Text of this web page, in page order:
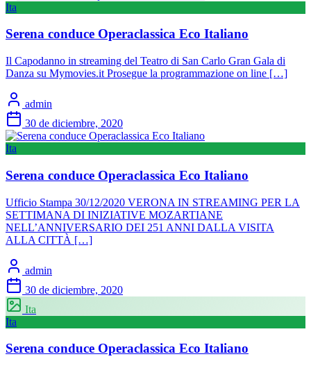
Ita
Serena conduce Operaclassica Eco Italiano
Il Capodanno in streaming del Teatro di San Carlo Gran Gala di
Danza su Mymovies.it Prosegue la programmazione on line […]
admin
30 de diciembre, 2020
Ita
Serena conduce Operaclassica Eco Italiano
Ufficio Stampa 30/12/2020 VERONA IN STREAMING PER LA
SETTIMANA DI INIZIATIVE MOZARTIANE
NELL’ANNIVERSARIO DEI 251 ANNI DALLA VISITA
ALLA CITTÀ […]
admin
30 de diciembre, 2020
Ita
Ita
Serena conduce Operaclassica Eco Italiano